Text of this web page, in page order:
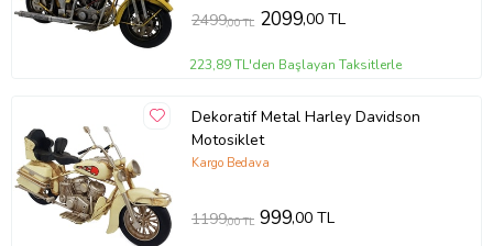
2499,00 TL 2099,00 TL
223,89 TL'den Başlayan Taksitlerle
Dekoratif Metal Harley Davidson
Motosiklet
Kargo Bedava
1199,00 TL 999,00 TL